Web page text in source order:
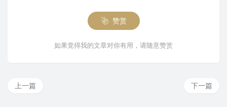
赞赏
如果觉得我的文章对你有用，请随意赞赏
下一篇
上一篇